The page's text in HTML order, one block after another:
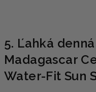
5. Ľahká
Madagascar
Water-Fit Sun